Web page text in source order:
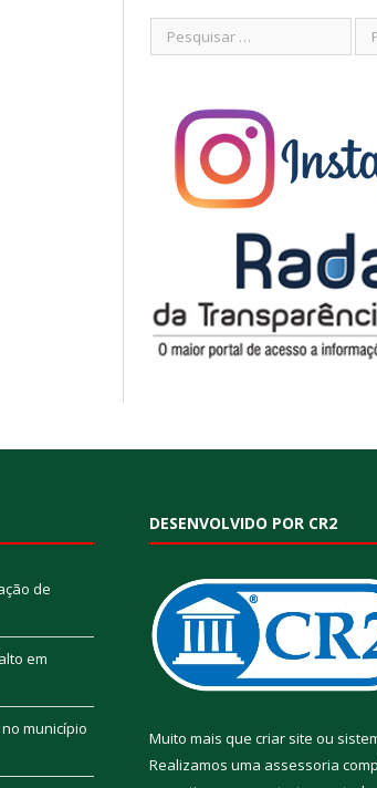
de
em
município
DESENVOLVIDO POR CR2
Muito mais que criar site ou
Realizamos uma assessoria